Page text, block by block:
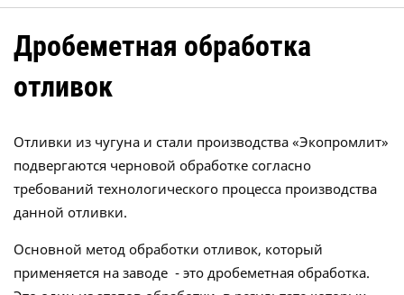
Дробеметная обработка
отливок
Отливки из чугуна и стали производства «Экопромлит»
подвергаются черновой обработке согласно
требований технологического процесса производства
данной отливки.
Основной метод обработки отливок, который
применяется на заводе - это дробеметная обработка.